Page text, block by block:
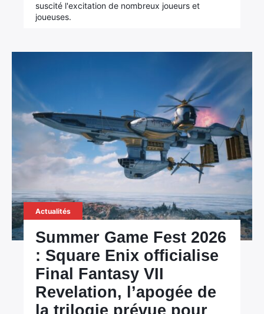
suscité l'excitation de nombreux joueurs et
joueuses.
Actualités
Summer Game Fest 2026
: Square Enix officialise
Final Fantasy VII
Revelation, l’apogée de
la trilogie prévue pour